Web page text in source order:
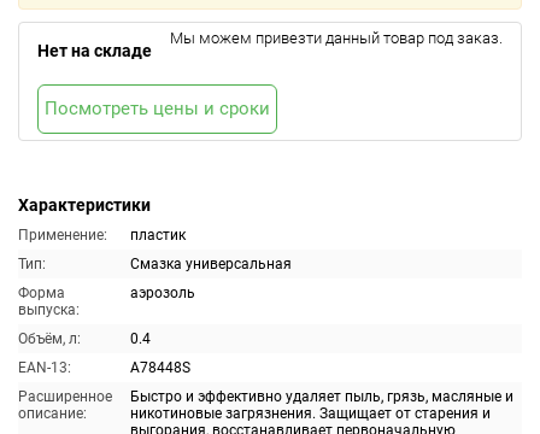
Характеристики
Применение:
пластик
Тип:
Смазка универсальная
Форма
выпуска:
аэрозоль
Объём, л:
0.4
EAN-13:
A78448S
Расширенное
описание:
Быстро и эффективно удаляет пыль, грязь, масляные и
никотиновые загрязнения. Защищает от старения и
выгорания, восстанавливает первоначальную
Нет на складе
Мы можем привезти данный товар под заказ.
Посмотреть цены и сроки